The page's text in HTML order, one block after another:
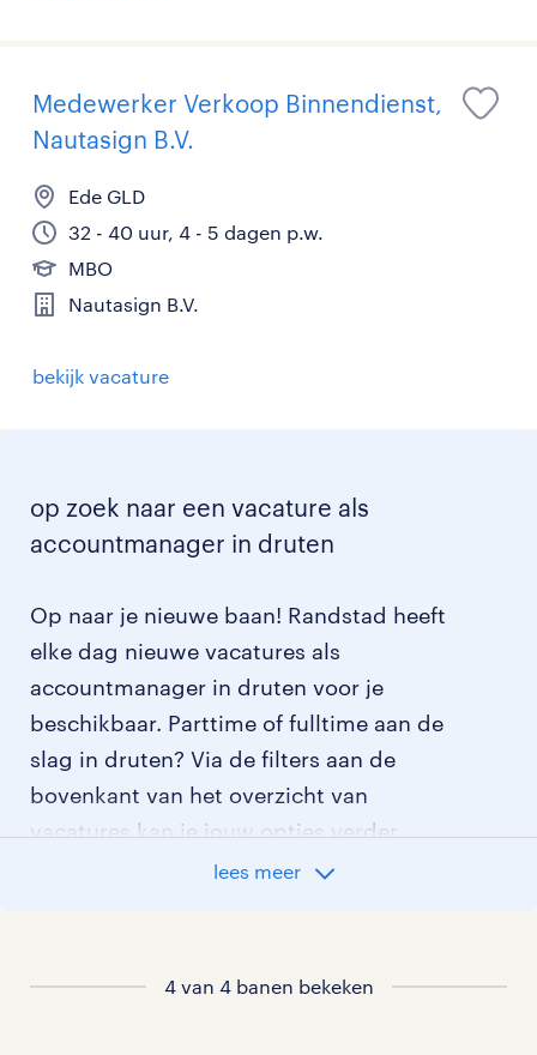
Medewerker Verkoop Binnendienst,
Nautasign B.V.
Ede GLD
32 - 40 uur, 4 - 5 dagen p.w.
MBO
Nautasign B.V.
bekijk vacature
op zoek naar een vacature als
accountmanager in druten
Op naar je nieuwe baan! Randstad heeft
elke dag nieuwe vacatures als
accountmanager in druten voor je
beschikbaar. Parttime of fulltime aan de
slag in druten? Via de filters aan de
bovenkant van het overzicht van
vacatures kan je jouw opties verder
lees meer
4 van 4 banen bekeken